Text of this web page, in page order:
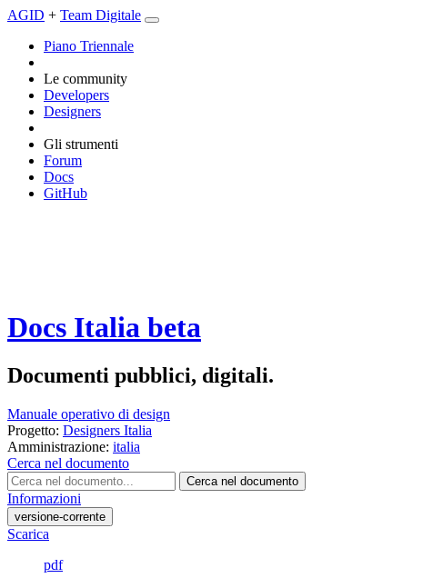
AGID + Team Digitale
Piano Triennale
Le community
Developers
Designers
Gli strumenti
Forum
Docs
GitHub
Docs Italia beta
Documenti pubblici, digitali.
Manuale operativo di design
Progetto: Designers Italia
Amministrazione: italia
Cerca nel documento
Cerca nel documento
Informazioni
versione-corrente
Scarica
pdf